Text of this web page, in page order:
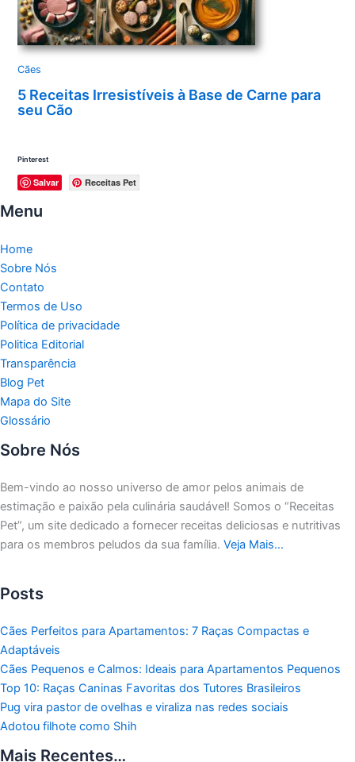
Cães
5 Receitas Irresistíveis à Base de Carne para
seu Cão
Pinterest
Salvar Receitas Pet
Menu
Home
Sobre Nós
Contato
Termos de Uso
Política de privacidade
Politica Editorial
Transparência
Blog Pet
Mapa do Site
Glossário
Sobre Nós
Bem-vindo ao nosso universo de amor pelos animais de
estimação e paixão pela culinária saudável! Somos o “Receitas
Pet”, um site dedicado a fornecer receitas deliciosas e nutritivas
para os membros peludos da sua família. Veja Mais…
Posts
Cães Perfeitos para Apartamentos: 7 Raças Compactas e
Adaptáveis
Cães Pequenos e Calmos: Ideais para Apartamentos Pequenos
Top 10: Raças Caninas Favoritas dos Tutores Brasileiros
Pug vira pastor de ovelhas e viraliza nas redes sociais
Adotou filhote como Shih
Mais Recentes…